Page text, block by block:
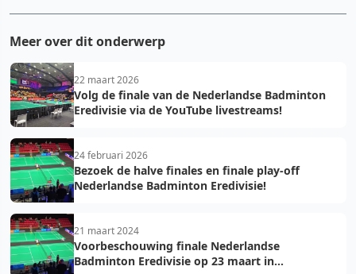
Meer over dit onderwerp
22 maart 2026
Volg de finale van de Nederlandse Badminton
Eredivisie via de YouTube livestreams!
24 februari 2026
Bezoek de halve finales en finale play-off
Nederlandse Badminton Eredivisie!
21 maart 2024
Voorbeschouwing finale Nederlandse
Badminton Eredivisie op 23 maart in